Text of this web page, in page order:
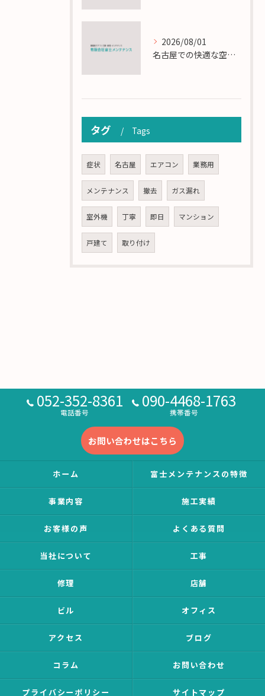
2026/08/01
名古屋での快適な空調を実現するエアコンサービスの技術
タグ Tags
症状 名古屋 エアコン 業務用
メンテナンス 撤去 ガス漏れ
室外機 丁寧 即日 マンション
戸建て 取り付け
052-352-8361
電話番号
090-4468-1763
携帯番号
お問い合わせはこちら
ホーム 富士メンテナンスの特徴
事業内容 施工実績
お客様の声 よくある質問
当社について 工事
修理 店舗
ビル オフィス
アクセス ブログ
コラム お問い合わせ
プライバシーポリシー サイトマップ